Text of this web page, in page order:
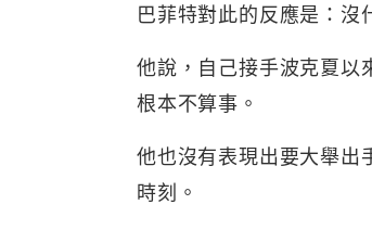
巴菲特對此的反應是：沒
他說，自己接手波克夏以
根本不算事。
他也沒有表現出要大舉出
時刻。